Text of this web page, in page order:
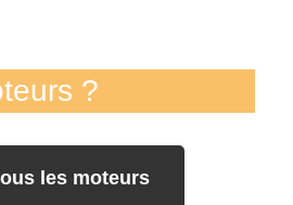
?
les moteurs